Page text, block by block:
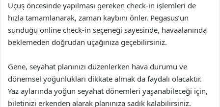
Uçuş öncesinde yapılması gereken check-in işlemleri de
hızla tamamlanarak, zaman kaybını önler. Pegasus’un
sunduğu online check-in seçeneği sayesinde, havaalanında
beklemeden doğrudan uçağınıza geçebilirsiniz.
Gene, seyahat planınızı düzenlerken hava durumu ve
dönemsel yoğunlukları dikkate almak da faydalı olacaktır.
Yaz aylarında yoğun seyahat dönemleri yaşanabileceği için,
biletinizi erkenden alarak planınıza sadık kalabilirsiniz.